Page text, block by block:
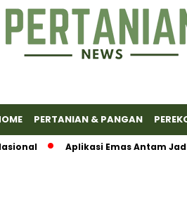
PERTANIAN & PANGAN
Aplikasi Emas Antam Jadi